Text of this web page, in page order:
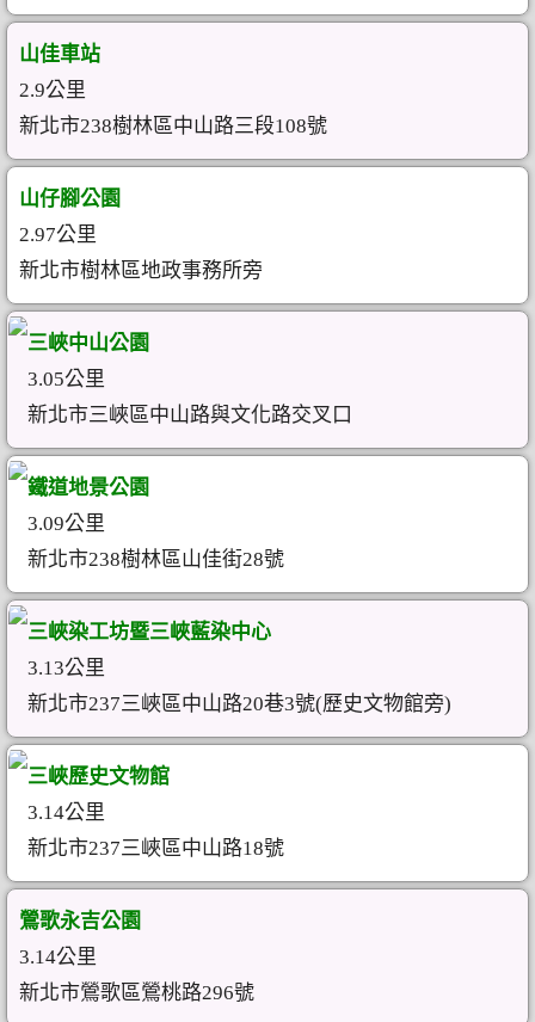
山佳車站
2.9公里
新北市238樹林區中山路三段108號
山仔腳公園
2.97公里
新北市樹林區地政事務所旁
三峽中山公園
3.05公里
新北市三峽區中山路與文化路交叉口
鐵道地景公園
3.09公里
新北市238樹林區山佳街28號
三峽染工坊暨三峽藍染中心
3.13公里
新北市237三峽區中山路20巷3號(歷史文物館旁)
三峽歷史文物館
3.14公里
新北市237三峽區中山路18號
鶯歌永吉公園
3.14公里
新北市鶯歌區鶯桃路296號